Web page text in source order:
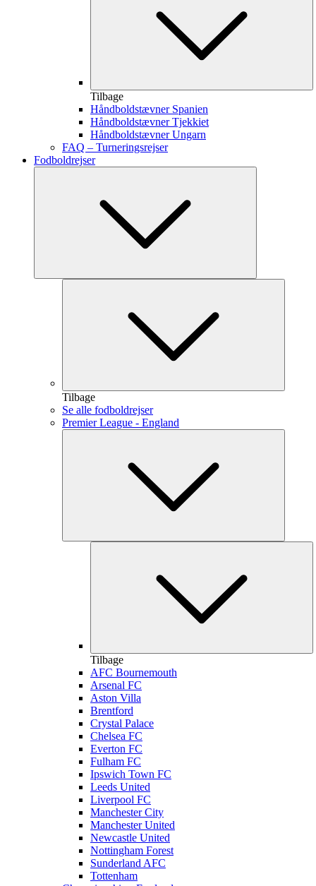
Tilbage
Håndboldstævner Spanien
Håndboldstævner Tjekkiet
Håndboldstævner Ungarn
FAQ – Turneringsrejser
Fodboldrejser
Tilbage
Se alle fodboldrejser
Premier League - England
Tilbage
AFC Bournemouth
Arsenal FC
Aston Villa
Brentford
Crystal Palace
Chelsea FC
Everton FC
Fulham FC
Ipswich Town FC
Leeds United
Liverpool FC
Manchester City
Manchester United
Newcastle United
Nottingham Forest
Sunderland AFC
Tottenham